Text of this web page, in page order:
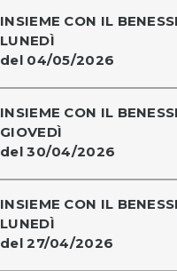
INSIEME CON IL
LUNEDÌ
del 04/05/2026
INSIEME CON IL
GIOVEDÌ
del 30/04/2026
INSIEME CON IL
LUNEDÌ
del 27/04/2026